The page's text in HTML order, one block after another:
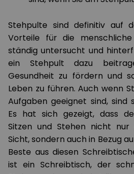
Stehpulte sind definitiv auf
Vorteile für die
ständig untersucht und
ein Stehpult dazu
Gesundheit zu fördern und
Leben zu führen. Auch wenn
Aufgaben geeignet sind, sind
Es hat sich gezeigt, dass
Sitzen und Stehen nicht nur
Sicht, sondern auch in Bezug
Beste aus diesen
ist ein Schreibtisch, der